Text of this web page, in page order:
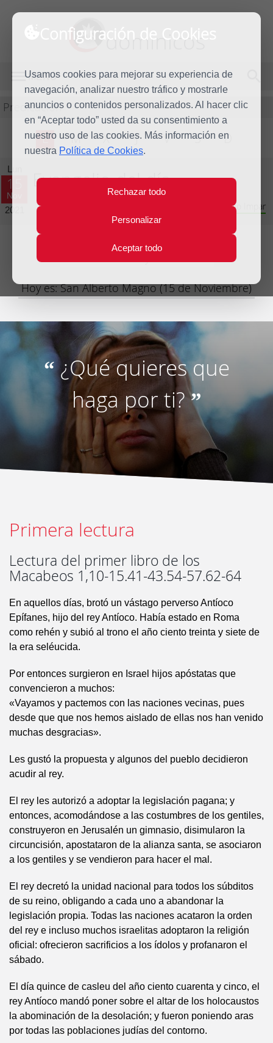
Configuración de Cookies
Usamos cookies para mejorar su experiencia de
navegación, analizar nuestro tráfico y mostrarle
anuncios o contenidos personalizados. Al hacer clic
en “Aceptar todo” usted da su consentimiento a
nuestro uso de las cookies. Más información en
nuestra Política de Cookies.
Rechazar todo
Personalizar
Aceptar todo
dominicos
MENÚ
Predicación
L M X J V S D
Lun
15
Nov
2021
Evangelio del día
Trigésimo tercera semana del Tiempo Ordinario - Año Impar
Lecturas del día y comentario
Hoy es: San Alberto Magno (15 de Noviembre)
“ ¿Qué quieres que
haga por ti?”
Primera lectura
Lectura del primer libro de los
Macabeos 1,10-15.41-43.54-57.62-64
En aquellos días, brotó un vástago perverso Antíoco
Epífanes, hijo del rey Antíoco. Había estado en Roma
como rehén y subió al trono el año ciento treinta y siete de
la era seléucida.
Por entonces surgieron en Israel hijos apóstatas que
convencieron a muchos:
«Vayamos y pactemos con las naciones vecinas, pues
desde que que nos hemos aislado de ellas nos han venido
muchas desgracias».
Les gustó la propuesta y algunos del pueblo decidieron
acudir al rey.
El rey les autorizó a adoptar la legislación pagana; y
entonces, acomodándose a las costumbres de los gentiles,
construyeron en Jerusalén un gimnasio, disimularon la
circuncisión, apostataron de la alianza santa, se asociaron
a los gentiles y se vendieron para hacer el mal.
El rey decretó la unidad nacional para todos los súbditos
de su reino, obligando a cada uno a abandonar la
legislación propia. Todas las naciones acataron la orden
del rey e incluso muchos israelitas adoptaron la religión
oficial: ofrecieron sacrificios a los ídolos y profanaron el
sábado.
El día quince de casleu del año ciento cuarenta y cinco, el
rey Antíoco mandó poner sobre el altar de los holocaustos
la abominación de la desolación; y fueron poniendo aras
por todas las poblaciones judías del contorno.